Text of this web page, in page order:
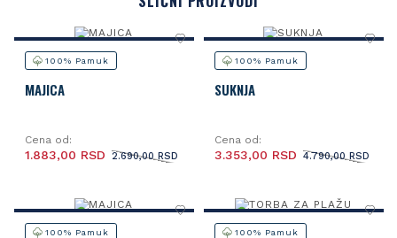
100% Pamuk
MAJICA
Cena od:
2.690,00 RSD
1.883,00 RSD
100% Pamuk
SUKNJA
Cena od:
4.790,00 RSD
3.353,00 RSD
100% Pamuk 100% Pamuk